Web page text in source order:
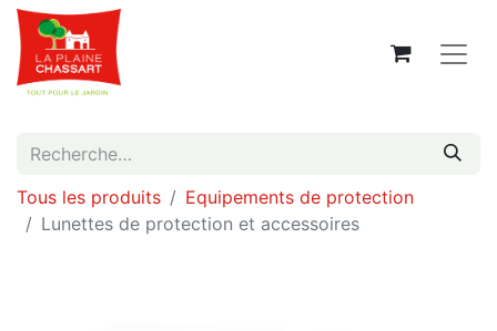
Tous les produits
Equipements de protection
Lunettes de protection et accessoires